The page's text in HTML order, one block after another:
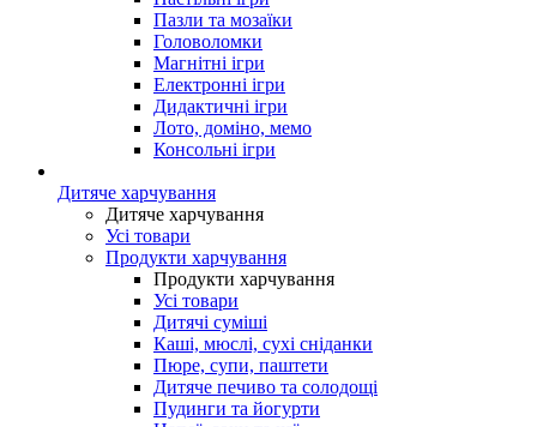
Пазли та мозаїки
Головоломки
Магнітні ігри
Електронні ігри
Дидактичні ігри
Лото, доміно, мемо
Консольні ігри
Дитяче харчування
Дитяче харчування
Усі товари
Продукти харчування
Продукти харчування
Усі товари
Дитячі суміші
Каші, мюслі, сухі сніданки
Пюре, супи, паштети
Дитяче печиво та солодощі
Пудинги та йогурти